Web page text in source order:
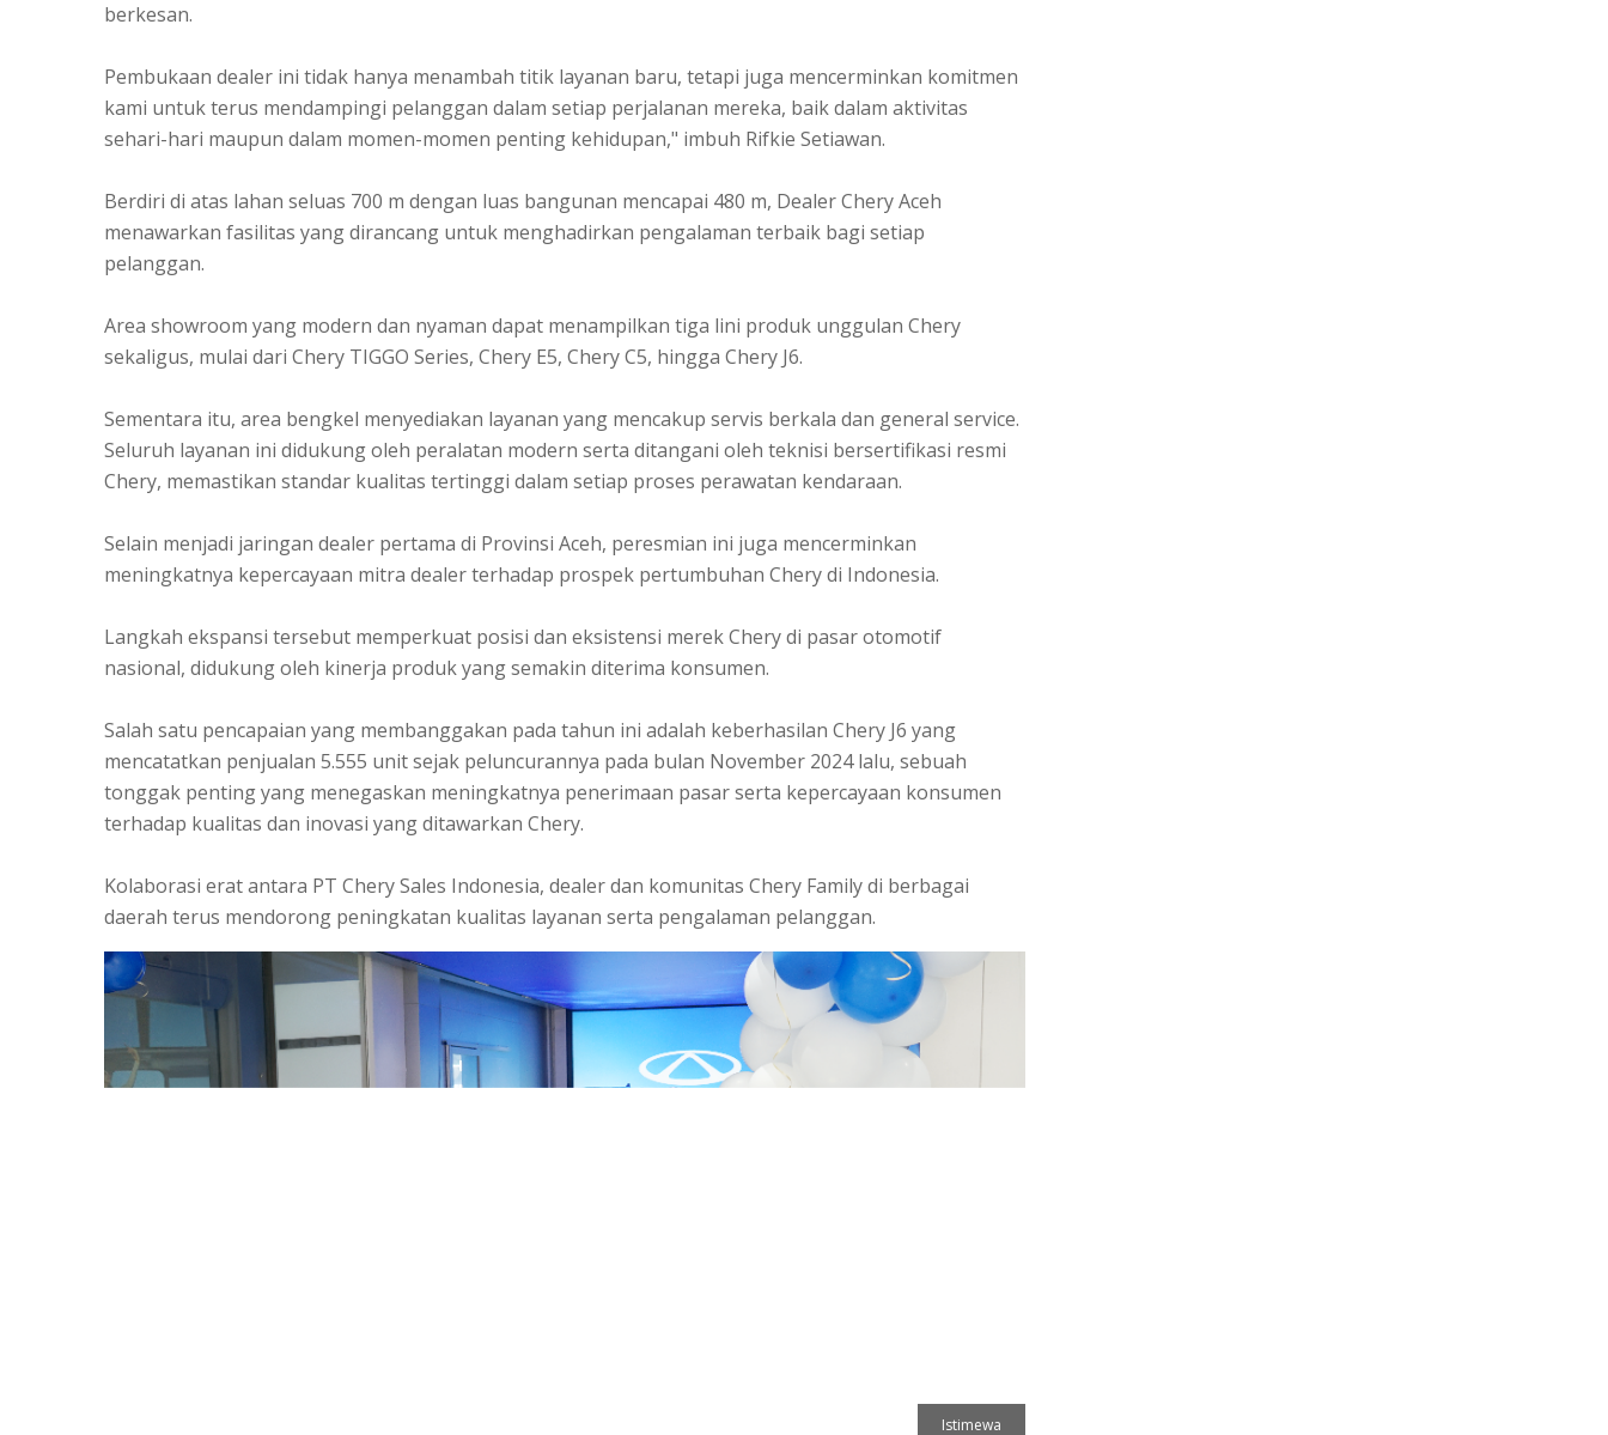
berkesan.
Pembukaan dealer ini tidak hanya menambah titik layanan baru, tetapi juga mencerminkan komitmen
kami untuk terus mendampingi pelanggan dalam setiap perjalanan mereka, baik dalam aktivitas
sehari-hari maupun dalam momen-momen penting kehidupan," imbuh Rifkie Setiawan.
Berdiri di atas lahan seluas 700 m dengan luas bangunan mencapai 480 m, Dealer Chery Aceh
menawarkan fasilitas yang dirancang untuk menghadirkan pengalaman terbaik bagi setiap
pelanggan.
Area showroom yang modern dan nyaman dapat menampilkan tiga lini produk unggulan Chery
sekaligus, mulai dari Chery TIGGO Series, Chery E5, Chery C5, hingga Chery J6.
Sementara itu, area bengkel menyediakan layanan yang mencakup servis berkala dan general service.
Seluruh layanan ini didukung oleh peralatan modern serta ditangani oleh teknisi bersertifikasi resmi
Chery, memastikan standar kualitas tertinggi dalam setiap proses perawatan kendaraan.
Selain menjadi jaringan dealer pertama di Provinsi Aceh, peresmian ini juga mencerminkan
meningkatnya kepercayaan mitra dealer terhadap prospek pertumbuhan Chery di Indonesia.
Langkah ekspansi tersebut memperkuat posisi dan eksistensi merek Chery di pasar otomotif
nasional, didukung oleh kinerja produk yang semakin diterima konsumen.
Salah satu pencapaian yang membanggakan pada tahun ini adalah keberhasilan Chery J6 yang
mencatatkan penjualan 5.555 unit sejak peluncurannya pada bulan November 2024 lalu, sebuah
tonggak penting yang menegaskan meningkatnya penerimaan pasar serta kepercayaan konsumen
terhadap kualitas dan inovasi yang ditawarkan Chery.
Kolaborasi erat antara PT Chery Sales Indonesia, dealer dan komunitas Chery Family di berbagai
daerah terus mendorong peningkatan kualitas layanan serta pengalaman pelanggan.
Istimewa